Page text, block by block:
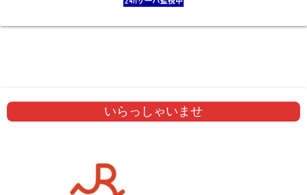
いらっしゃいませ